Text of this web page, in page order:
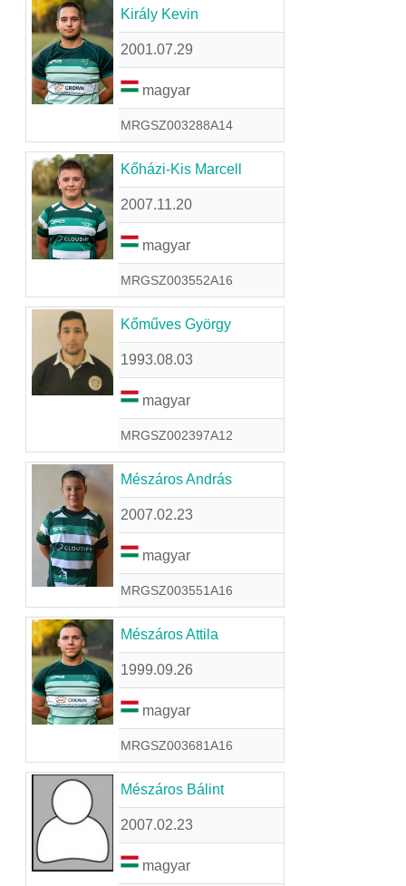
Király Kevin
2001.07.29
magyar
MRGSZ003288A14
Kőházi-Kis Marcell
2007.11.20
magyar
MRGSZ003552A16
Kőműves György
1993.08.03
magyar
MRGSZ002397A12
Mészáros András
2007.02.23
magyar
MRGSZ003551A16
Mészáros Attila
1999.09.26
magyar
MRGSZ003681A16
Mészáros Bálint
2007.02.23
magyar